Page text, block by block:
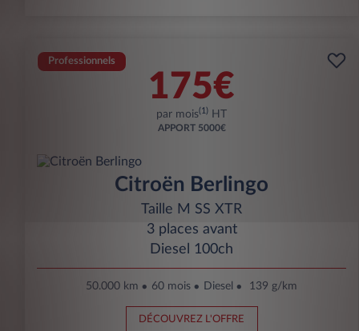
Professionnels
175€
par mois(1) HT
APPORT 5000€
Citroën Berlingo
Taille M SS XTR
3 places avant
Diesel 100ch
50.000 km 60 mois Diesel 139 g/km
DÉCOUVREZ L'OFFRE